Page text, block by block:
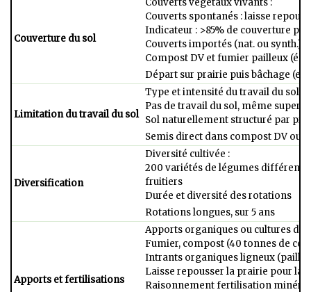
Couverture du sol
Couverts spontanés : laisse
Indicateur : >85% de couverture
Couverts importés (nat. ou synth.) :​
Compost DV et fumier pailleux
Départ sur prairie puis bâchage
Limitation du travail du sol
Type et intensité du travail du sol :​
Pas de travail du sol, même
Sol naturellement structuré par
Semis direct dans compost DV ou
Diversification
Diversité cultivée :​
200 variétés de légumes différents
fruitiers​
Durée et diversité des rotations​
Rotations longues, sur 5 ans
Apports et fertilisations
Apports organiques ou cultures
Fumier, compost (40 tonnes de
Intrants organiques ligneux (paille,
Laisse repousser la prairie pour la
Raisonnement fertilisation